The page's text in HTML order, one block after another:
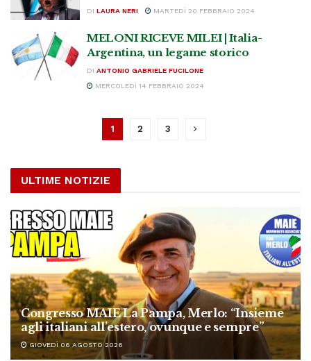
DI LAURA NERI MARTEDÌ 20 FEBBRAIO 2024
MELONI RICEVE MILEI | Italia-
Argentina, un legame storico
DI ANTONIO GABRIELE FUCILONE
MERCOLEDÌ 14 FEBBRAIO 2024
1 2 3
ULTIME NOTIZIE
Congresso MAIE La Pampa, Merlo: “Insieme
agli italiani all’estero, ovunque e sempre”
GIOVEDÌ 06 AGOSTO 2026